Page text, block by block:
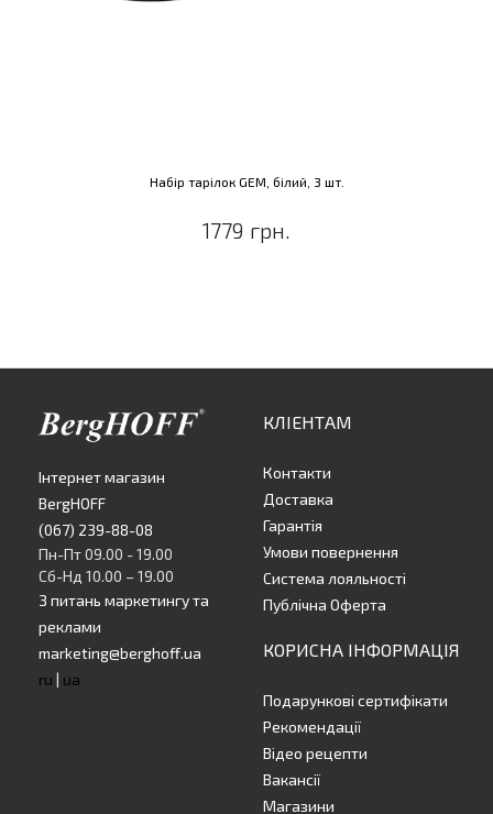
Набір тарілок GEM, білий, 3 шт.
1779 грн.
Інтернет магазин
BergHOFF
(067) 239-88-08
Пн-Пт 09.00 - 19.00
Сб-Нд 10.00 – 19.00
З питань маркетингу та
реклами
marketing@berghoff.ua
ru | ua
КЛІЕНТАМ
Контакти
Доставка
Гарантія
Умови повернення
Система лояльності
Публічна Оферта
КОРИСНА ІНФОРМАЦІЯ
Подарункові сертифікати
Рекомендації
Відео рецепти
Вакансії
Магазини